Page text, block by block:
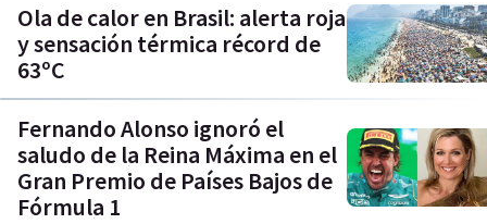
Ola de calor en Brasil: alerta roja
y sensación térmica récord de
63ºC
Fernando Alonso ignoró el
saludo de la Reina Máxima en el
Gran Premio de Países Bajos de
Fórmula 1